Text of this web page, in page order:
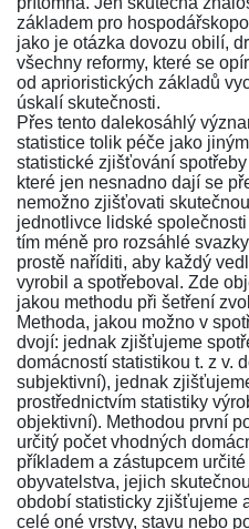
základem pro
jako je otázka dovozu obilí,
všechny reformy, které se
od aprioristických základů
úskalí skutečnosti.
Přes tento dalekosáhlý
statistice tolik péče jako
statistické zjišťování
které jen nesnadno dají se
nemožno zjišťovati
jednotlivce lidské
tím méně pro rozsáhlé
prostě naříditi, aby každý
vyrobil a spotřeboval. Zde
jakou methodu při šetření
Methoda, jakou možno v
dvojí: jednak zjišťujeme
domácností statistikou t. z v.
subjektivní), jednak
prostřednictvím statistiky
objektivní). Methodou první
určitý počet vhodných
příkladem a zástupcem
obyvatelstva, jejich
období statisticky zjišťujeme
celé oné vrstvy, stavu nebo